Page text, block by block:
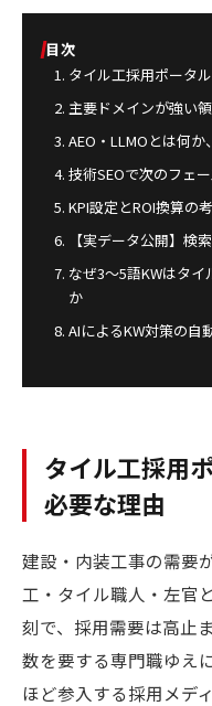
目次
タイル工採用ポータ
主要ドメインが強い
AEO・LLMOとは何
技術SEOで次のフェ
KPI設定とROI換算の
【実データ公開】検
なぜ3〜5語KWはタ
か
AIによるKW対策の自
タイル工採用
必要な理由
建設・内装工事の需要
工・タイル職人・左官
刻で、採用需要は高止
数を要する専門職ゆえ
ほど参入する採用メデ